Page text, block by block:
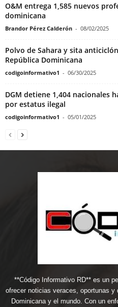
O&M entrega 1,585 nuevos
dominicana
Brandor Pérez Calderón - 08/02/2025
Polvo de Sahara y sita
República Dominicana
codigoinformativo1 - 06/30/2025
DGM detiene 1,404 nacionales
por estatus ilegal
codigoinformativo1 - 05/01/2025
**Código Informativo RD** es un
ofrecer noticias veraces, oportunas y
Dominicana y el mundo. Con un